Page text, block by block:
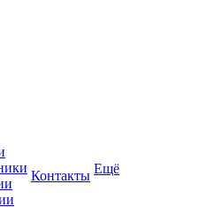
Контакты Ещё